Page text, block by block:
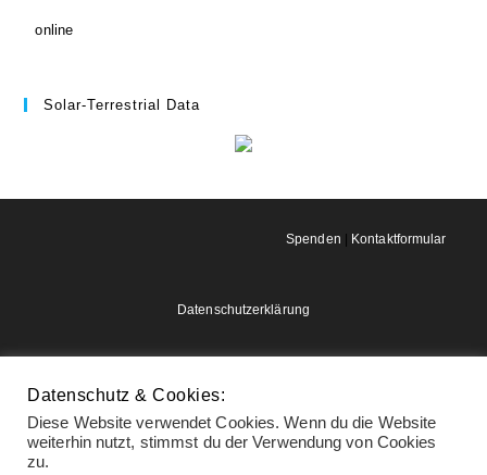
online
Solar-Terrestrial Data
Spenden Kontaktformular
Datenschutzerklärung
Datenschutz & Cookies:
Diese Website verwendet Cookies. Wenn du die Website
weiterhin nutzt, stimmst du der Verwendung von Cookies
zu.